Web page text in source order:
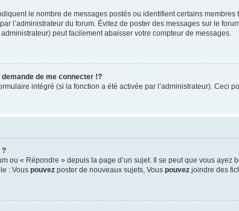
le nombre de messages postés ou identifient certains
l’administrateur du forum. Évitez de poster des messages sur le
peut facilement abaisser votre compteur de messages.
de me connecter !?
intégré (si la fonction a été activée par l’administrateur). Ceci
?
ou « Répondre » depuis la page d’un sujet. Il se peut que vous
: Vous pouvez poster de nouveaux sujets, Vous pouvez joindre des